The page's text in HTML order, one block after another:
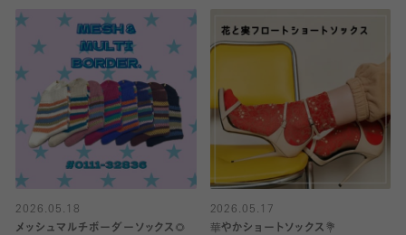
2026.05.18
メッシュマルチボーダーソックス🌻
2026.05.17
華やかショートソックス💐